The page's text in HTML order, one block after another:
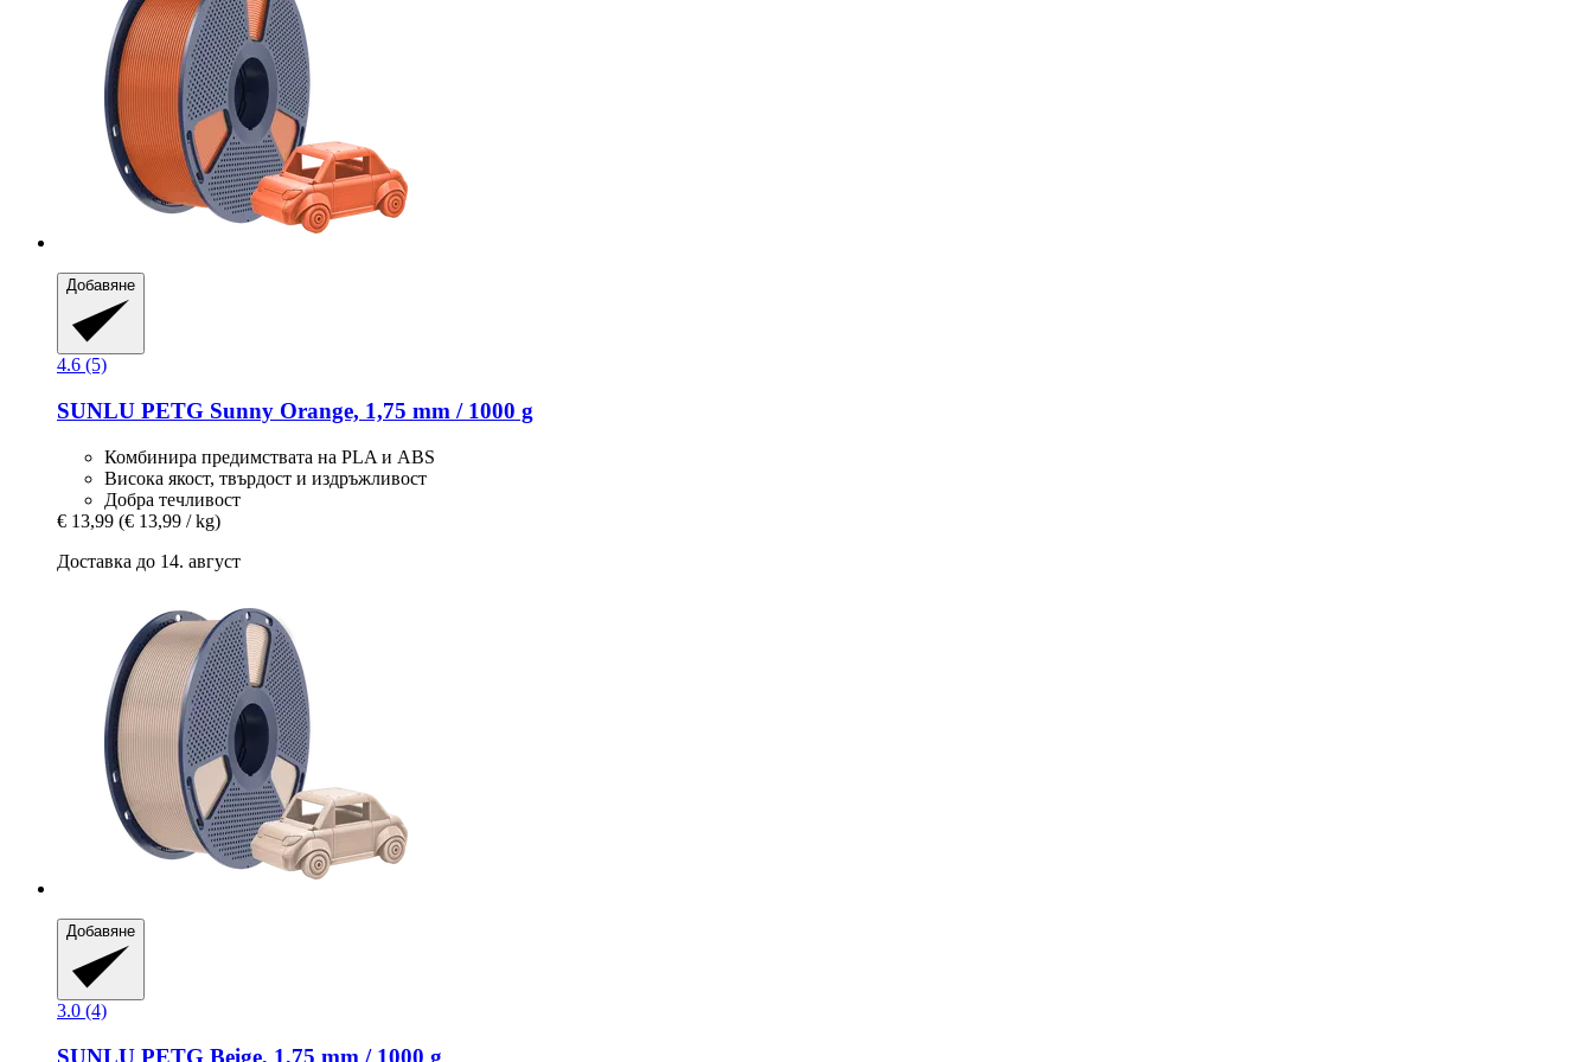
Добавяне
4.6 (5)
SUNLU PETG Sunny Orange, 1,75 mm / 1000 g
Комбинира предимствата на PLA и ABS
Висока якост, твърдост и издръжливост
Добра течливост
€ 13,99 (€ 13,99 / kg)
Доставка до 14. август
Добавяне
3.0 (4)
SUNLU PETG Beige, 1,75 mm / 1000 g